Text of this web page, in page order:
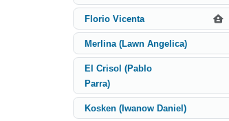
Florio Vicenta
Merlina (Lawn Angelica)
El Crisol (Pablo
Parra)
Kosken (Iwanow Daniel)